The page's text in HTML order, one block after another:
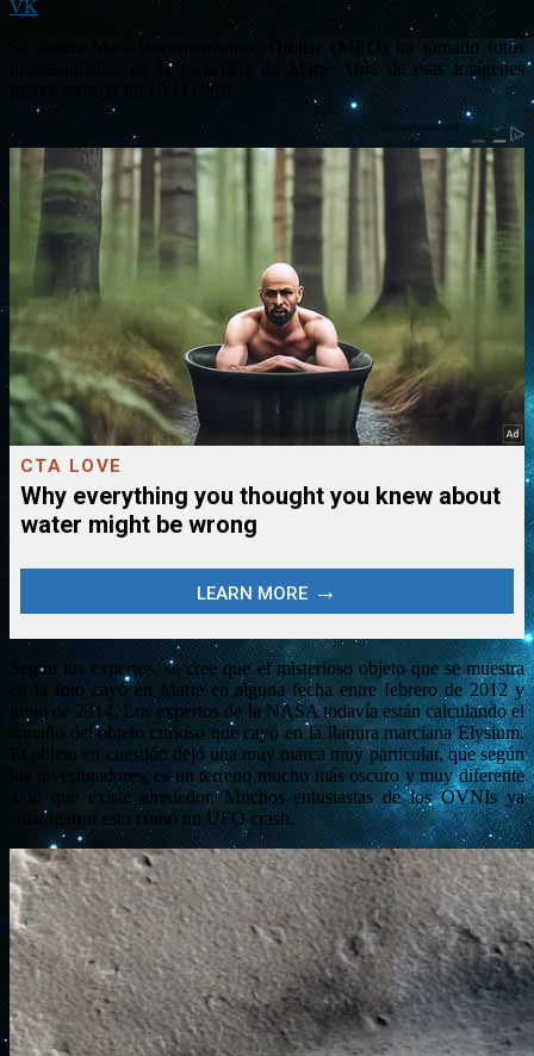
VK
La sonda Mars Reconnaissance Orbiter (MRO) ha tomado fotos
impresionantes de la superficie de Marte. Una de esas imágenes
parece mostrar un UFO crash.
Según los expertos, se cree que el misterioso objeto que se muestra
en la foto cayó en Marte en alguna fecha entre febrero de 2012 y
junio de 2014. Los expertos de la NASA todavía están calculando el
tamaño del objeto curioso que cayó en la llanura marciana Elysium.
El objeto en cuestión dejó una muy marca muy particular, que según
los investigadores, es un terreno mucho más oscuro y muy diferente
a lo que existe alrededor. Muchos entusiastas de los OVNIs ya
catalogaron esto como un UFO crash.